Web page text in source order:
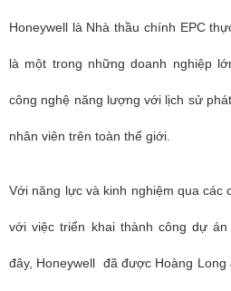
Honeywell là Nhà thầu chính EPC
là một trong những doanh nghiệp
công nghệ năng lượng với lịch sử
nhân viên trên toàn thế giới.
Với năng lực và kinh nghiệm qua các
với việc triển khai thành công dự
đây, Honeywell đã được Hoàng